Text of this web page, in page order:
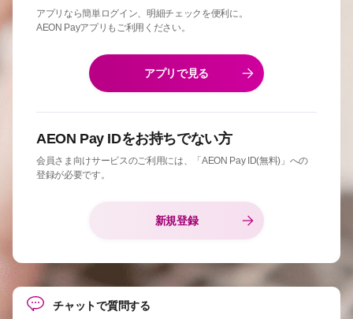
アプリなら簡単ログイン、明細チェックを便利に。
AEON Payアプリもご利用ください。
アプリで見る
AEON Pay IDをお持ちでない方
会員さま向けサービスのご利用には、「AEON Pay ID(無料)」への
登録が必要です。
新規登録
チャットで質問する